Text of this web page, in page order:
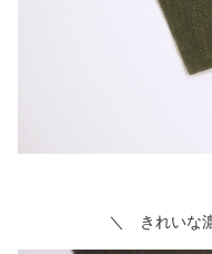
＼ きれいな